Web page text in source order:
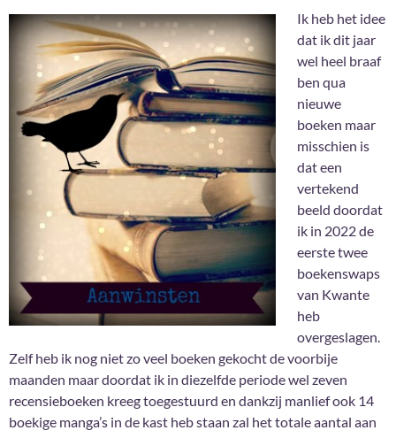
Ik heb het idee
dat ik dit jaar
wel heel braaf
ben qua
nieuwe
boeken maar
misschien is
dat een
vertekend
beeld doordat
ik in 2022 de
eerste twee
boekenswaps
van Kwante
heb
overgeslagen.
Zelf heb ik nog niet zo veel boeken gekocht de voorbije
maanden maar doordat ik in diezelfde periode wel zeven
recensieboeken kreeg toegestuurd en dankzij manlief ook 14
boekige manga’s in de kast heb staan zal het totale aantal aan